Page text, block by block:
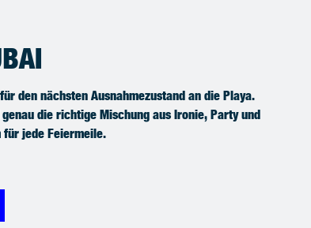
den nächsten Ausnahmezustand an die Playa.
die richtige Mischung aus Ironie, Party und
für jede Feiermeile.